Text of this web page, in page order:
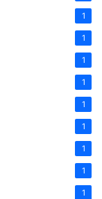
1
1
1
1
1
1
1
1
1